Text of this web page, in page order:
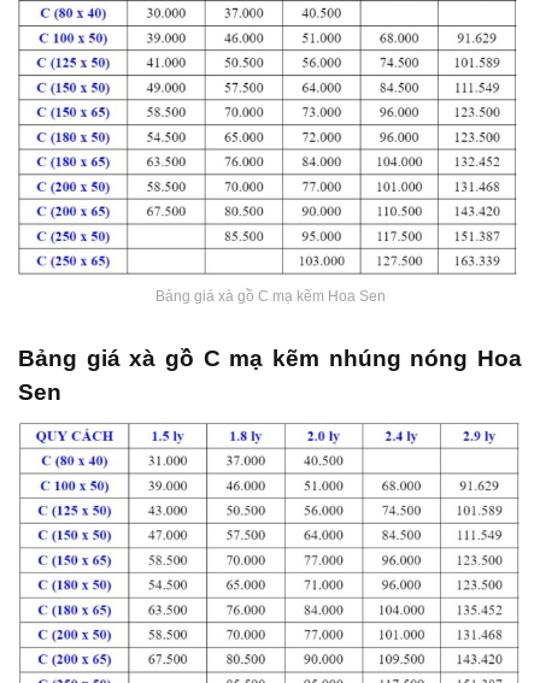
Bảng giá xà gồ C mạ kẽm Hoa Sen
Bảng giá xà gồ C mạ kẽm nhúng nóng Hoa
Sen